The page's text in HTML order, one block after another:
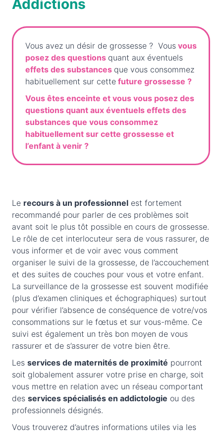
Addictions
Vous avez un désir de grossesse ? Vous vous
posez des questions quant aux éventuels
effets des substances que vous consommez
habituellement sur cette future grossesse ?
Vous êtes enceinte et vous vous posez des
questions quant aux éventuels effets des
substances que vous consommez
habituellement sur cette grossesse et
l’enfant à venir ?
Le recours à un professionnel est fortement
recommandé pour parler de ces problèmes soit
avant soit le plus tôt possible en cours de grossesse.
Le rôle de cet interlocuteur sera de vous rassurer, de
vous informer et de voir avec vous comment
organiser le suivi de la grossesse, de l’accouchement
et des suites de couches pour vous et votre enfant.
La surveillance de la grossesse est souvent modifiée
(plus d’examen cliniques et échographiques) surtout
pour vérifier l’absence de conséquence de votre/vos
consommations sur le fœtus et sur vous-même. Ce
suivi est également un très bon moyen de vous
rassurer et de s’assurer de votre bien être.
Les services de maternités de proximité pourront
soit globalement assurer votre prise en charge, soit
vous mettre en relation avec un réseau comportant
des services spécialisés en addictologie ou des
professionnels désignés.
Vous trouverez d’autres informations utiles via les